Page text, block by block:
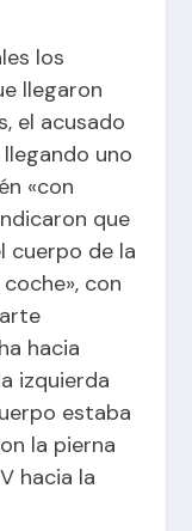
los
llegaron
el acusado
uno
«con
que
cuerpo de la
con
hacia
izquierda
estaba
la pierna
hacia la